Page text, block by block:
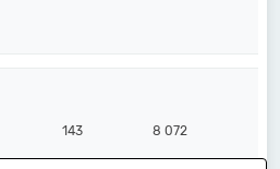
143 8 072